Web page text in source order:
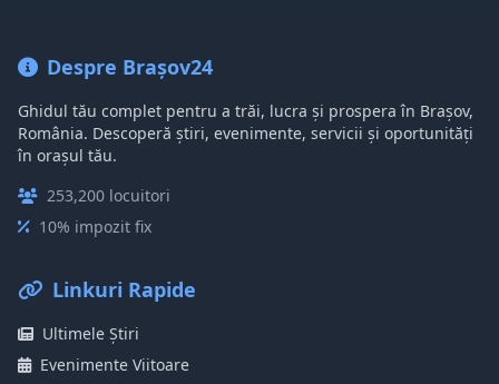
Despre Brașov24
Ghidul tău complet pentru a trăi, lucra și prospera în Brașov,
România. Descoperă știri, evenimente, servicii și oportunități
în orașul tău.
253,200 locuitori
10% impozit fix
Linkuri Rapide
Ultimele Știri
Evenimente Viitoare